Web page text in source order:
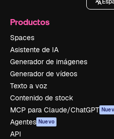
Productos
Spaces
Asistente de IA
Generador de imágenes
Generador de vídeos
Texto a voz
Contenido de stock
MCP para Claude/ChatGPT
Agentes Nuevo
API